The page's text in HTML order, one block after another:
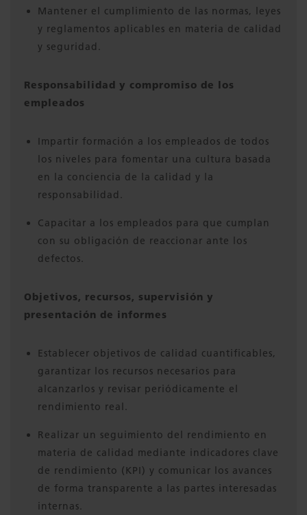
Mantener el cumplimiento de las normas, leyes
y reglamentos aplicables en materia de calidad
y seguridad.
Responsabilidad y compromiso de los
empleados
Impartir formación a los empleados de todos
los niveles para fomentar una cultura basada
en la conciencia de la calidad y la
responsabilidad.
Capacitar a los empleados para que cumplan
con su obligación de reaccionar ante los
defectos.
Objetivos, recursos, supervisión y
presentación de informes
Establecer objetivos de calidad cuantificables,
garantizar los recursos necesarios para
alcanzarlos y revisar periódicamente el
rendimiento real.
Realizar un seguimiento del rendimiento en
materia de calidad mediante indicadores clave
de rendimiento (KPI) y comunicar los avances
de forma transparente a las partes interesadas
internas.